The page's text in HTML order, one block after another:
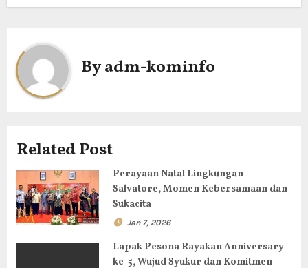
g
a
s
i
o
s
Byadm-kominfo
Related Post
Perayaan Natal Lingkungan
Salvatore, Momen Kebersamaan dan
Sukacita
Jan 7, 2026
Lapak Pesona Rayakan Anniversary
ke-5, Wujud Syukur dan Komitmen